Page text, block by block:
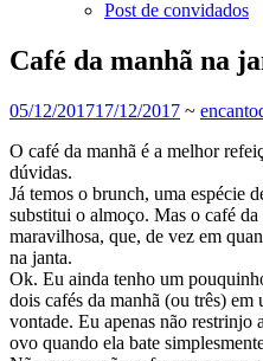
Post de convidados
Café da manhã na
05/12/201717/12/2017 ~
O café da manhã é a melhor
dúvidas.
Já temos o brunch, uma espécie
substitui o almoço. Mas o café
maravilhosa, que, de vez em
na janta.
Ok. Eu ainda tenho um
dois cafés da manhã (ou três) em
vontade. Eu apenas não restrinjo
ovo quando ela bate